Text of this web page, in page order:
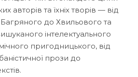
авторів та їхніх творів — від
Багряного до Хвильового та
інтелектуального
пригодницького, від
прози до